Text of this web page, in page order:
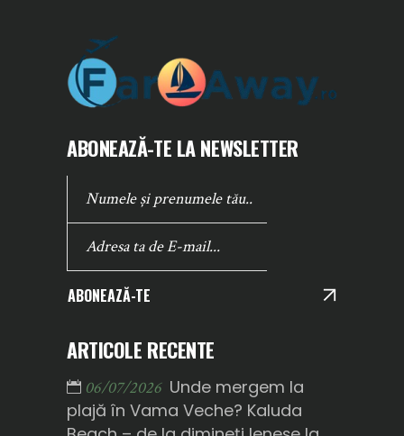
ABONEAZĂ-TE LA NEWSLETTER
ABONEAZĂ-TE
ARTICOLE RECENTE
06/07/2026 Unde mergem la
plajă în Vama Veche? Kaluda